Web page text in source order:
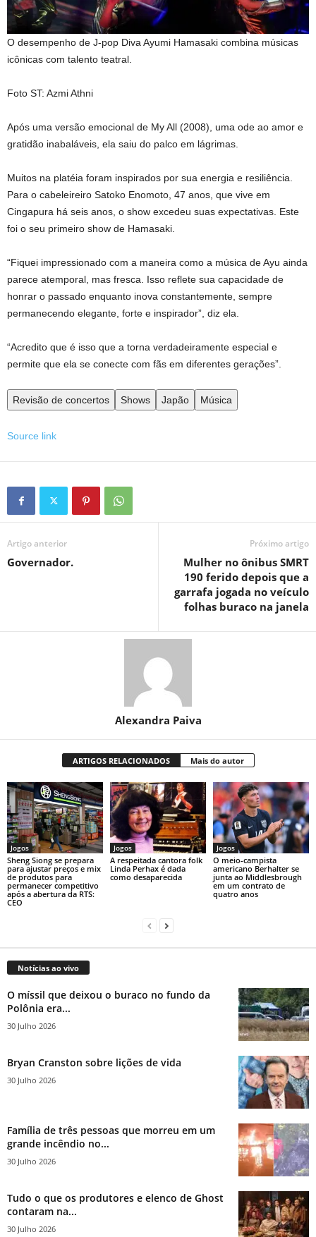
O desempenho de J-pop Diva Ayumi Hamasaki combina músicas
icônicas com talento teatral.
Foto ST: Azmi Athni
Após uma versão emocional de My All (2008), uma ode ao amor e
gratidão inabaláveis, ela saiu do palco em lágrimas.
Muitos na platéia foram inspirados por sua energia e resiliência.
Para o cabeleireiro Satoko Enomoto, 47 anos, que vive em
Cingapura há seis anos, o show excedeu suas expectativas. Este
foi o seu primeiro show de Hamasaki.
“Fiquei impressionado com a maneira como a música de Ayu ainda
parece atemporal, mas fresca. Isso reflete sua capacidade de
honrar o passado enquanto inova constantemente, sempre
permanecendo elegante, forte e inspirador”, diz ela.
“Acredito que é isso que a torna verdadeiramente especial e
permite que ela se conecte com fãs em diferentes gerações”.
Revisão de concertos Shows Japão Música
Source link
Artigo anterior
Governador.
Próximo artigo
Mulher no ônibus SMRT
190 ferido depois que a
garrafa jogada no veículo
folhas buraco na janela
Alexandra Paiva
ARTIGOS RELACIONADOS Mais do autor
Jogos
Sheng Siong se prepara
para ajustar preços e mix
de produtos para
permanecer competitivo
após a abertura da RTS:
CEO
Jogos
A respeitada cantora folk
Linda Perhax é dada
como desaparecida
Jogos
O meio-campista
americano Berhalter se
junta ao Middlesbrough
em um contrato de
quatro anos
Notícias ao vivo
O míssil que deixou o buraco no fundo da
Polônia era...
30 Julho 2026
Bryan Cranston sobre lições de vida
30 Julho 2026
Família de três pessoas que morreu em um
grande incêndio no...
30 Julho 2026
Tudo o que os produtores e elenco de Ghost
contaram na...
30 Julho 2026